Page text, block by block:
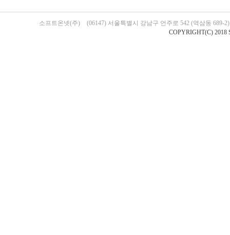
소프트온넷(주)
(06147) 서울특별시 강남구 언주로 542 (역삼동 689-
COPYRIGHT(C) 2018